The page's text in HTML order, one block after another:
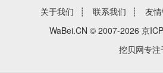
关于我们 ┊ 联系我们 ┊
友
WaBei.CN © 2007-2026 京
挖贝网专